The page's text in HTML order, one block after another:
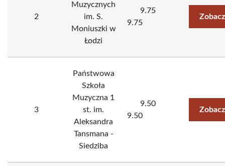
2
Muzycznych
im. S.
Moniuszki w
Łodzi
9.75
9.75
3
Państwowa
Szkoła
Muzyczna 1
st. im.
Aleksandra
Tansmana -
Siedziba
9.50
9.50